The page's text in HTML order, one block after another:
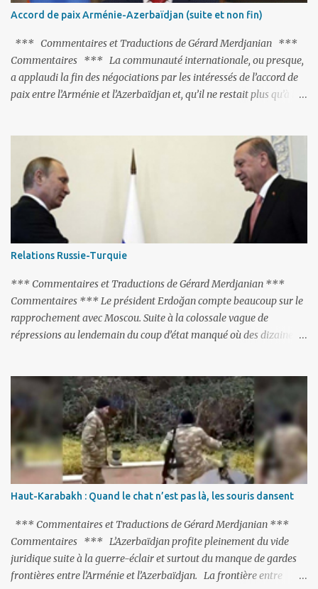
de les traîner en justice. Et comme les politiciens ne lui suffisent
pas, il s'attaque aux dignitaires de l'Église arménienne, les...
Accord de paix Arménie-Azerbaïdjan (suite et non fin)
*** Commentaires et Traductions de Gérard Merdjanian ***
Commentaires *** La communauté internationale, ou presque,
a applaudi la fin des négociations par les intéressés de l’accord de
paix entre l’Arménie et l’Azerbaïdjan et, qu’il ne restait plus qu’à le
Les deux points non résolus portaient sur la renonciation aux
revendications internationales mutuelles et sur l'abstention de
déployer des représentants d'autres pays le long de la frontière
entre l'Arménie et l'Azerbaïdjan. C’est chose faite, l’Arménie a
accepté. Comme on pouvait s’y attendre, Bakou a posé de
nouvelles conditions préalables : 1- L’Arménie doit demander la
dissolution du Groupe de Minsk de l’OSCE ; 2- et surtout, elle doit
changer sa Constitution en supprimant toute allusion au
‘Karabakh’. Su...
Relations Russie-Turquie
*** Commentaires et Traductions de Gérard Merdjanian ***
Commentaires *** Le président Erdoğan compte beaucoup sur le
rapprochement avec Moscou. Suite à la colossale vague de
répressions au lendemain du coup d’état manqué où des dizaines
fermés, ses relations avec les Occidentaux se sont notablement
refroidies ; Moscou s’était abstenu de critiquer Ankara sur cette
purge massive. Avec en perspective, une épée de Damoclès
suspendue au-dessus de la tête - la fin des négociations d’adhésion
à l’UE si la peine de mort est rétablie ; Et des menaces non voilées
envers les Etats-Unis : «Si Gülen n'est pas extradé, les États-Unis
sacrifieront les relations bilatérales à cause de ce terroriste» , a
prévenu le ministre turc de la Justice, Bekir Bozdag.
Haut-Karabakh : Quand le chat n’est pas là, les souris dansent
*** Commentaires et Traductions de Gérard Merdjanian ***
Commentaires *** L’Azerbaïdjan profite pleinement du vide
juridique suite à la guerre-éclair et surtout du manque de gardes
frontières entre l’Arménie et l’Azerbaïdjan. La frontière entre